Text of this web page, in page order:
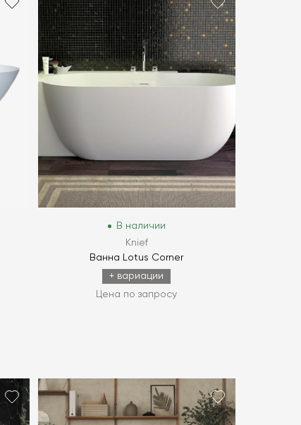
В наличии
Knief
Ванна Lotus Corner
+ вариации
Цена по запросу